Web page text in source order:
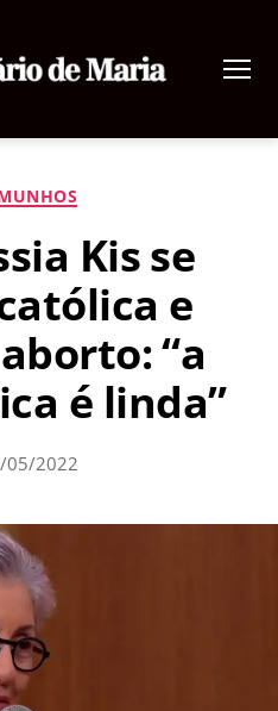
de
Categorias
Kis se
e
“a
é linda”
05/2022